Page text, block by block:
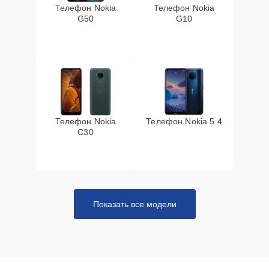
Телефон Nokia
G50
Телефон Nokia
G10
Телефон Nokia
C30
Телефон Nokia 5.4
Показать все модели